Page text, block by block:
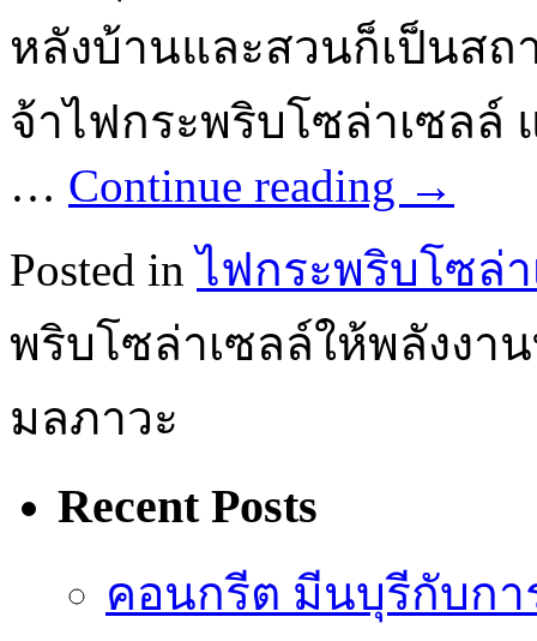
หลังบ้านและสวนก็เป็นส
จ้าไฟกระพริบโซล่าเซลล์
… Continue reading →
Posted in ไฟกระพริบโซล่
พริบโซล่าเซลล์ให้พลังงา
มลภาวะ
Recent Posts
คอนกรีต มีนบุรีกับกา